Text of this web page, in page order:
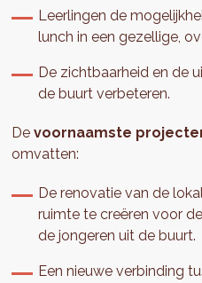
Leerlingen de
lunch in een gezellige,
De zichtbaarheid en de
de buurt verbeteren.
Devoornaamste
omvatten:
De renovatie van de
ruimte te creëren voor
de jongeren uit de buurt.
Een nieuwe verbinding